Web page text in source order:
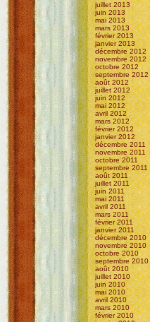
juillet 2013
juin 2013
mai 2013
mars 2013
février 2013
janvier 2013
décembre 2012
novembre 2012
octobre 2012
septembre 2012
août 2012
juillet 2012
juin 2012
mai 2012
avril 2012
mars 2012
février 2012
janvier 2012
décembre 2011
novembre 2011
octobre 2011
septembre 2011
août 2011
juillet 2011
juin 2011
mai 2011
avril 2011
mars 2011
février 2011
janvier 2011
décembre 2010
novembre 2010
octobre 2010
septembre 2010
août 2010
juillet 2010
juin 2010
mai 2010
avril 2010
mars 2010
février 2010